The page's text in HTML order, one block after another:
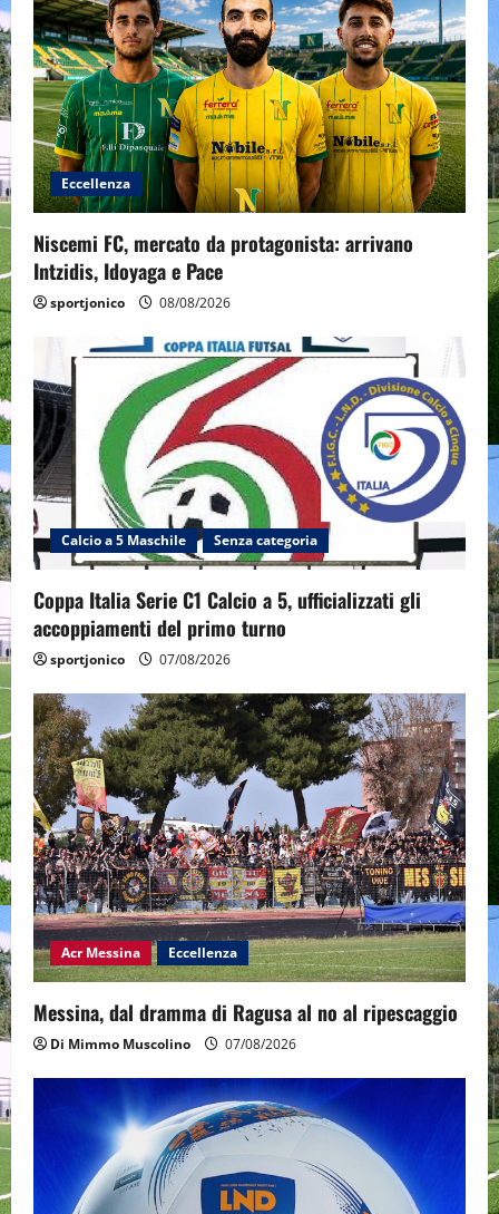
Eccellenza
Niscemi FC, mercato da protagonista: arrivano
Intzidis, Idoyaga e Pace
sportjonico 08/08/2026
Calcio a 5 Maschile Senza categoria
Coppa Italia Serie C1 Calcio a 5, ufficializzati gli
accoppiamenti del primo turno
sportjonico 07/08/2026
Acr Messina Eccellenza
Messina, dal dramma di Ragusa al no al ripescaggio
Di Mimmo Muscolino 07/08/2026